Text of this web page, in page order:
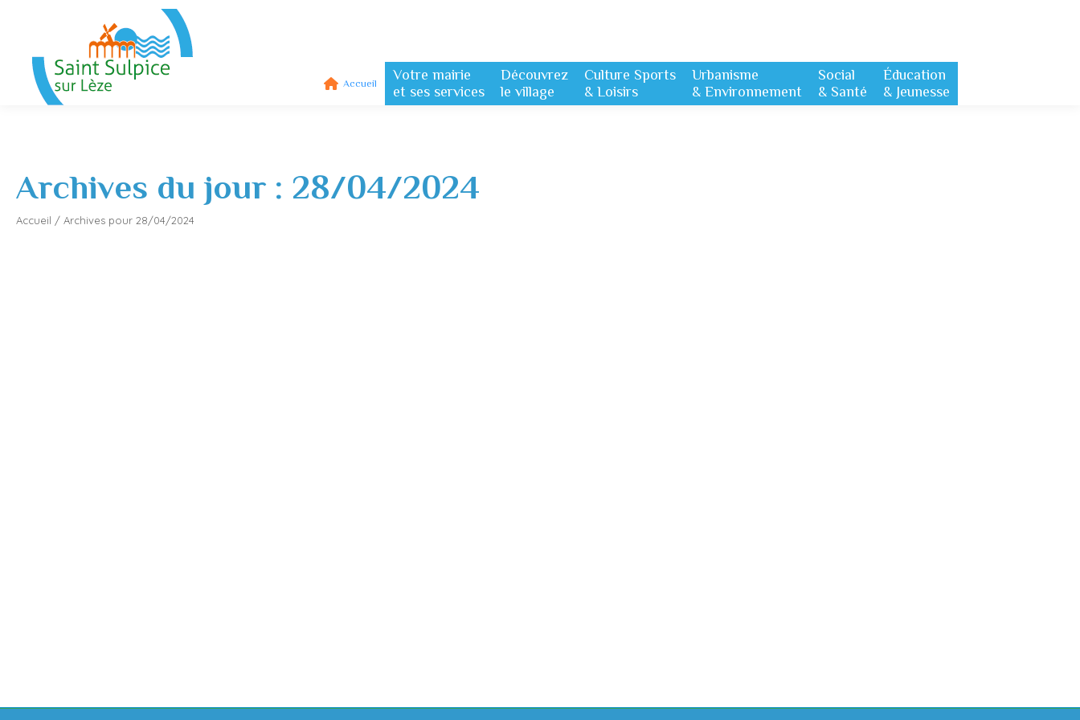
Accueil
Votre mairie
et ses services
Découvrez
le village
Culture Sports
& Loisirs
Urbanisme
& Environnement
Social
& Santé
Éducation
& Jeunesse
Archives du jour : 28/04/2024
Accueil / Archives pour 28/04/2024